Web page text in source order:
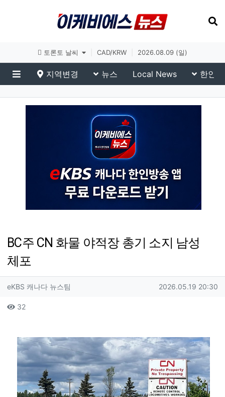
토론토 날씨 CAD/KRW 2026.08.09 (일)
메뉴
지역변경 뉴스 Local News 한인
eKBS News
BC주 CN 화물 야적장 총기 소지 남성
체포
작성자 정보
eKBS 캐나다 뉴스팀 작성일
2026.05.19 20:30
컨텐츠 정보
32조회